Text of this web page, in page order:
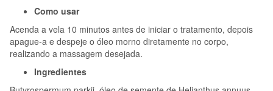
Como usar
Acenda a vela 10 minutos antes de iniciar o tratamento, depois
apague-a e despeje o óleo morno diretamente no corpo,
realizando a massagem desejada.
Ingredientes